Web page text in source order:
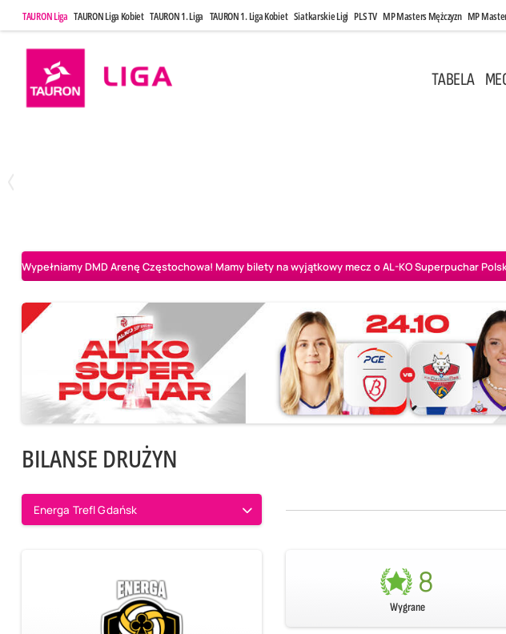
TAURON Liga TAURON Liga Kobiet TAURON 1. Liga TAURON 1. Liga Kobiet Siatkarskie Ligi PLS TV MP Masters Mężczyzn MP
TABELA
Wypełniamy DMD Arenę Częstochowa! Mamy bilety na wyjątkowy mecz o AL-KO Superpuchar
BILANSE DRUŻYN
Energa Trefl Gdańsk
8
Wygrane